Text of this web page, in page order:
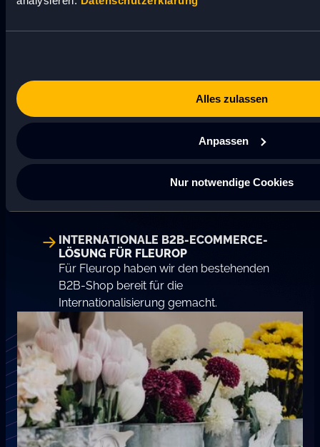
Alles zulassen
Anpassen
Nur notwendige Cookies
INTERNATIONALE B2B-ECOMMERCE-
LÖSUNG FÜR FLEUROP
Für Fleurop haben wir den bestehenden
B2B-Shop bereit für die
Internationalisierung gemacht.